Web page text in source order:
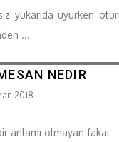
yukarıda uyurken
...
NEDIR
2018
anlamı olmayan fakat